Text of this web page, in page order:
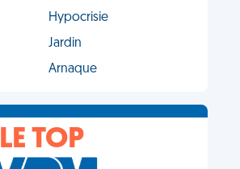
Hypocrisie
Jardin
Arnaque
LE TOP